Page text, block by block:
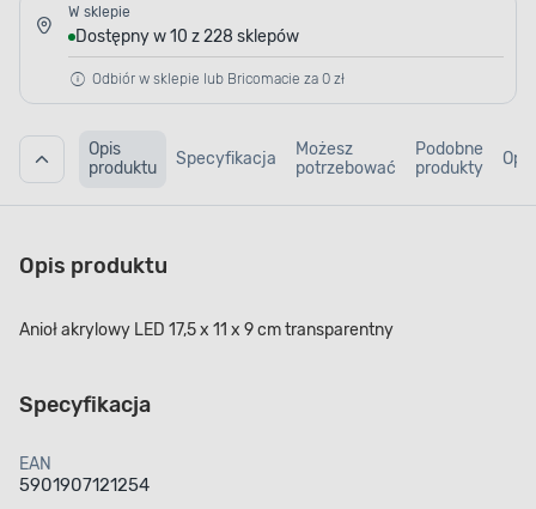
W sklepie
Dostępny w 10 z 228 sklepów
Odbiór w sklepie lub Bricomacie za 0 zł
Opis
produktu
Specyfikacja
Możesz
potrzebować
Podobne
produkty
Opis produktu
Anioł akrylowy LED 17,5 x 11 x 9 cm transparentny
Specyfikacja
EAN
5901907121254